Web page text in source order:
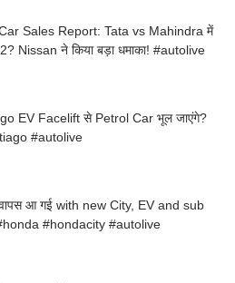
Sales Report: Tata vs Mahindra में
Nissan ने किया बड़ा धमाका! #autolive
EV Facelift से Petrol Car भूल जाएंगे?
#autolive
आ गई with new City, EV and sub
#hondacity #autolive